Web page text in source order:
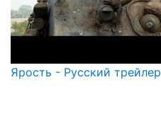
Ярость - Русский трейлер